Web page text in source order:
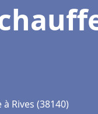
Rives (38140)